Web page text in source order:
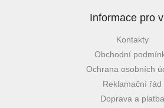
Informace pro
Kontakty
Obchodní
Ochrana osobních
Reklamační řád
Doprava a platba